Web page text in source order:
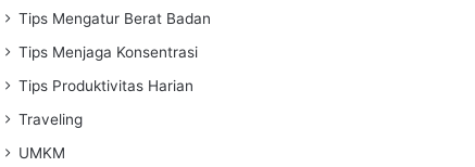
Tips Mengatur Berat Badan
Tips Menjaga Konsentrasi
Tips Produktivitas Harian
Traveling
UMKM